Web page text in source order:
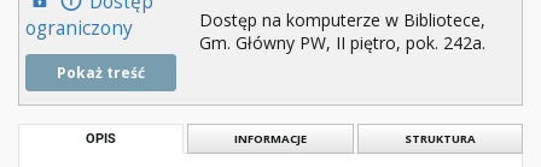
ograniczony
Pokaż treść
Dostęp na komputerze w Bibliotece,
Gm. Główny PW, II piętro, pok. 242a.
OPIS INFORMACJE STRUKTURA